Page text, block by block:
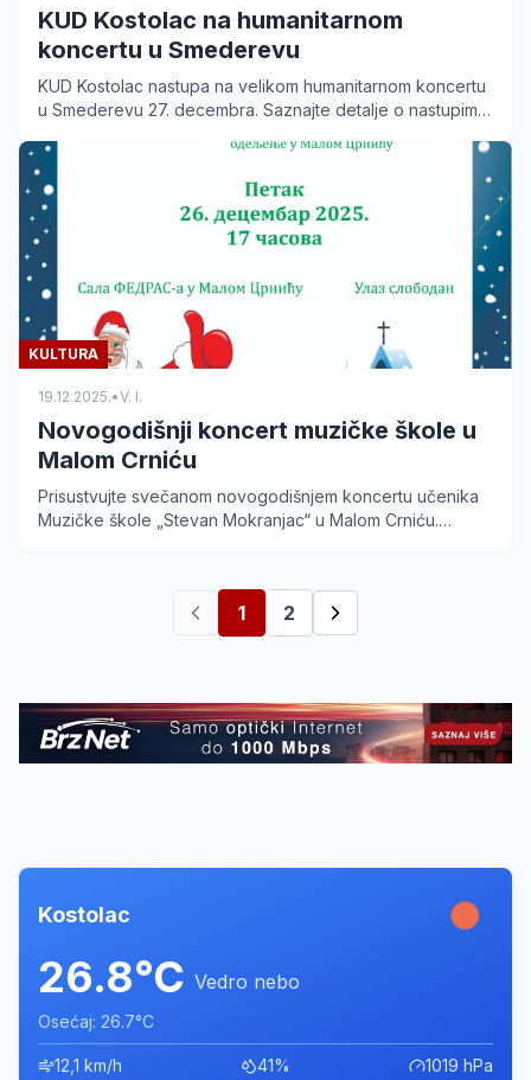
KUD Kostolac na humanitarnom
koncertu u Smederevu
KUD Kostolac nastupa na velikom humanitarnom koncertu
u Smederevu 27. decembra. Saznajte detalje o nastupima
KULTURA
19.12.2025.•V. I.
Novogodišnji koncert muzičke škole u
Malom Crniću
Prisustvujte svečanom novogodišnjem koncertu učenika
Muzičke škole „Stevan Mokranjac“ u Malom Crniću.
1 2
Kostolac
26.8°C Vedro nebo
Osećaj: 26.7°C
12,1 km/h 41% 1019 hPa